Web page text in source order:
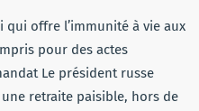
offre l’immunité à vie aux
pour des actes
Le président russe
retraite paisible, hors de